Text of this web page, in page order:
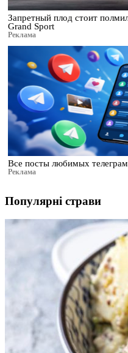
Запретный плод стоит
Grand Sport
Реклама
Все посты любимых
Реклама
Популярні страви